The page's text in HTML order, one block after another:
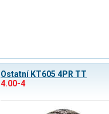
Ostatní KT605 4PR TT
4.00-4